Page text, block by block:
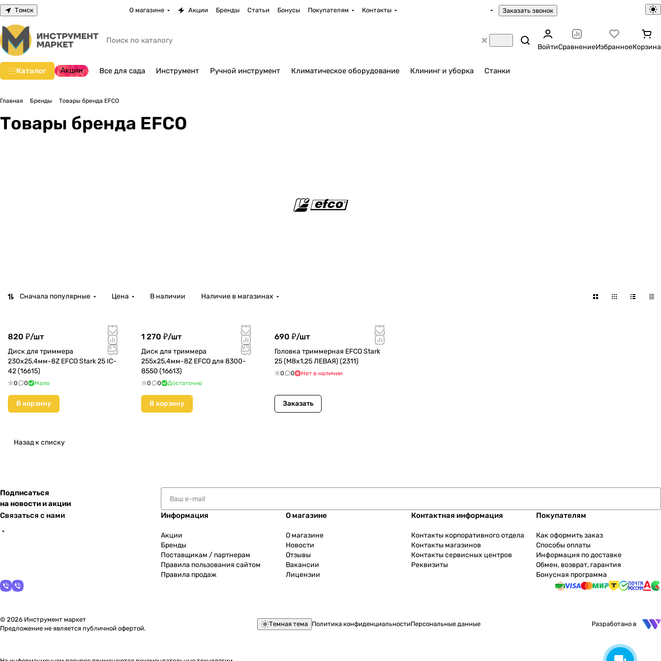
Томск О магазине Акции Бренды Статьи Бонусы Покупателям Контакты Заказать звонок
ВойтиСравнениеИзбранноеКорзина
Каталог Акции Все для сада Инструмент Ручной инструмент Климатическое оборудование Клининг и уборка Станки
Главная Бренды Товары бренда EFCO
Товары бренда EFCO
Сначала популярные Цена В наличии Наличие в магазинах
820 ₽/шт
Диск для триммера
230x25,4мм-8Z EFCO Stark 25 IC-
42 (16615)
0 0 Мало
В корзину
1 270 ₽/шт
Диск для триммера
255x25,4мм-8Z EFCO для 8300-
8550 (16613)
0 0 Достаточно
В корзину
690 ₽/шт
Головка триммерная EFCO Stark
25 (M8х1,25 ЛЕВАЯ) (2311)
0 0 Нет в наличии
Заказать
Назад к списку
Подписаться
на новости и акции
Связаться с нами
Информация
Акции
Бренды
Поставщикам / партнерам
Правила пользования сайтом
Правила продаж
О магазине
О магазине
Новости
Отзывы
Вакансии
Лицензии
Контактная информация
Контакты корпоративного отдела
Контакты магазинов
Контакты сервисных центров
Реквизиты
Покупателям
Как оформить заказ
Способы оплаты
Информация по доставке
Обмен, возврат, гарантия
Бонусная программа
© 2026 Инструмент маркет
Предложение не является публичной офертой.
Темная тема Политика конфиденциальностиПерсональные данные Разработано в